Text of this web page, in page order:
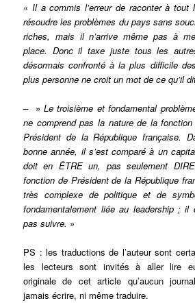
« Il a commis l’erreur de raconter à tout
résoudre les problèmes du pays sans
riches, mais il n’arrive même pas à
place. Donc il taxe juste tous les
désormais confronté à la plus difficile
plus personne ne croit un mot de ce qu’il
– »Le troisième et fondamental
ne comprend pas la nature de la
Président de la République française.
bonne année, il s’est comparé à un
doit en ÊTRE un, pas seulement
fonction de Président de la République
très complexe de politique et de
fondamentalement liée au leadership ; il
pas suivre. »
PS : les traductions de l’auteur sont
les lecteurs sont invités à aller lire
originale de cet article qu’aucun
jamais écrire, ni même traduire.